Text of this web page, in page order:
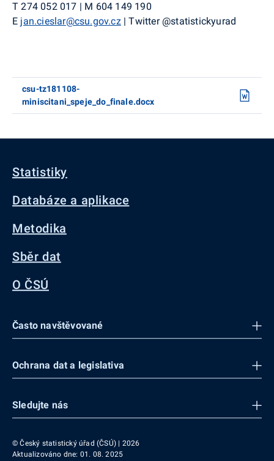
T 274 052 017 | M 604 149 190
E jan.cieslar@csu.gov.cz | Twitter@statistickyurad
csu-tz181108-
miniscitani_speje_do_finale.docx
Statistiky
Databáze a aplikace
Metodika
Sběr dat
O ČSÚ
Často navštěvované
Ochrana dat a legislativa
Sledujte nás
© Český statistický úřad (ČSÚ) | 2026
Aktualizováno dne: 01. 08. 2025